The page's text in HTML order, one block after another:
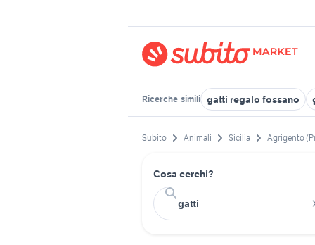
Ricerche simili gatti regalo fossano
Subito Animali Sicilia Agrigento
Cosa cerchi?